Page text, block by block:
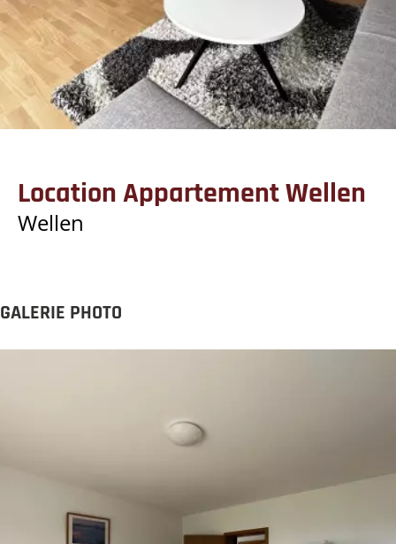
Location Appartement Wellen
Wellen
GALERIE PHOTO